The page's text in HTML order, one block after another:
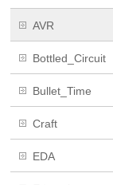
AVR
Bottled_Circuit
Bullet_Time
Craft
EDA